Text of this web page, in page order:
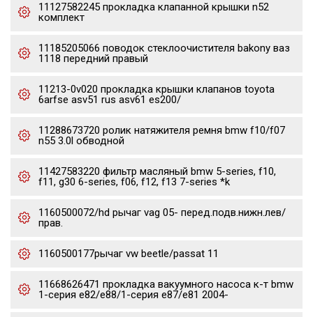
11127582245 прокладка клапанной крышки n52
комплект
11185205066 поводок стеклоочистителя bakony ваз
1118 передний правый
11213-0v020 прокладка крышки клапанов toyota
6arfse asv51 rus asv61 es200/
11288673720 ролик натяжителя ремня bmw f10/f07
n55 3.0l обводной
11427583220 фильтр масляный bmw 5-series, f10,
f11, g30 6-series, f06, f12, f13 7-series *k
1160500072/hd рычаг vag 05- перед.подв.нижн.лев/
прав.
1160500177рычаг vw beetle/passat 11
11668626471 прокладка вакуумного насоса к-т bmw
1-серия e82/e88/1-серия e87/e81 2004-